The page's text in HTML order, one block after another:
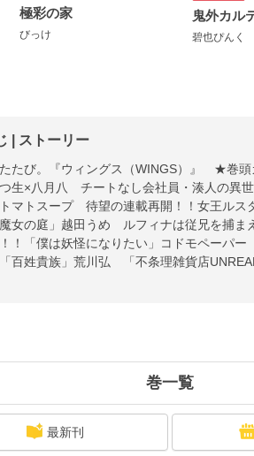
極彩の家
びっけ
鬼外カル
碧也ぴんく
| ストーリー
たび。『ウィングス（WINGS）』 ★巻
つ生×八月八 チートなし会社員・湊人の
トマトスープ 待望の連載再開！！女王ル
女の庭」越田うめ ルフィナは従兄を捕ま
！「僕は妖怪になりたい」コドモペーパ
百姓貴族」荒川弘 「不条理雑貨店
「カラスヤサトシの新びっくりカレー
（い）きおくれ王女の愛犬ジョシーは
パーム」TASK」獸木野生 「必ずあなた
月地 ●「犬が西向きゃ尾は東」原宮コ
のものとなります。電子版には付録は含ま
ているものや受付対象外のものもございま
巻一覧
最新刊